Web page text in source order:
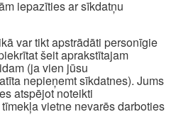
iepazīties ar sīkdatņu
var tikt apstrādāti personīgie
šeit aprakstītajam
(ja vien jūsu
nepieņemt sīkdatnes). Jums
atspējot noteikti
vietne nevarēs darboties